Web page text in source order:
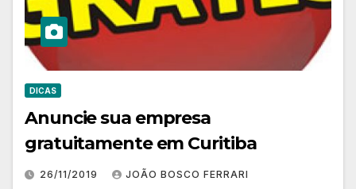
DICAS
Anuncie sua empresa
gratuitamente em Curitiba
26/11/2019 JOÃO BOSCO FERRARI